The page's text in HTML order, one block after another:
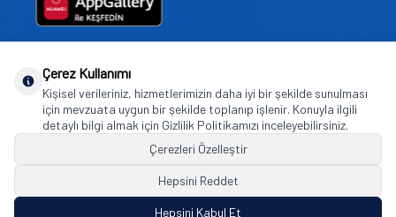
Goodyear (and Winged Foot Design) are trademarks of or licensed to The Goodyear
Tire & Rubber Company used under license by Basbug Group Company,
Istanbul/Türkiye. © 2026 The Goodyear Tire & Rubber Company.
Çerez Kullanımı
Kişisel verileriniz, hizmetlerimizin daha iyi bir şekilde sunulması
için mevzuata uygun bir şekilde toplanıp işlenir. Konuyla ilgili
detaylı bilgi almak için Gizlilik Politikamızı inceleyebilirsiniz.
Çerezleri Özelleştir
Hepsini Reddet
Hepsini Kabul Et